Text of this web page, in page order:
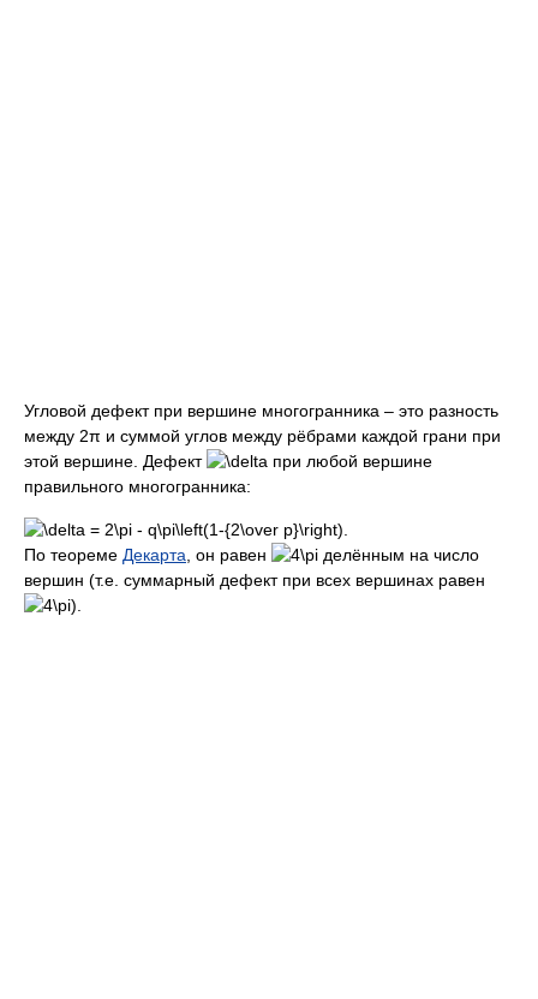
Угловой дефект при вершине многогранника – это разность
между 2π и суммой углов между рёбрами каждой грани при
этой вершине. Дефект
при любой вершине
правильного многогранника:
По теореме Декарта , он равен
делённым на число
вершин (т.е. суммарный дефект при всех вершинах равен
).